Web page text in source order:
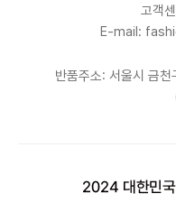
고객
E-mail:
반품주소: 서울시 금